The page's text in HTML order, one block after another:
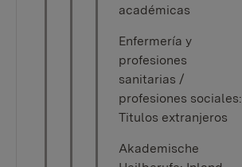
académicas
Enfermería y
profesiones
sanitarias /
profesiones sociales:
Titulos extranjeros
Akademische